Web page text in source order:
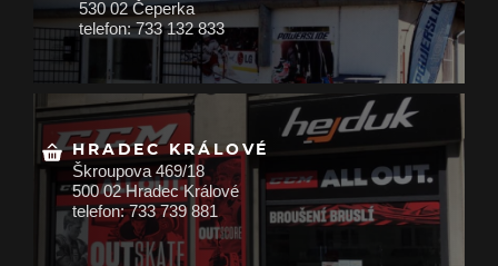
530 02 Čeperka
telefon: 733 132 833
HRADEC KRÁLOVÉ
Škroupova 469/18
500 02 Hradec Králové
telefon: 733 739 881